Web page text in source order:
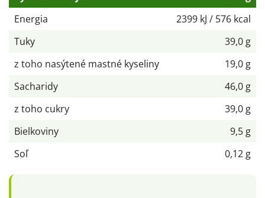
Energia
2399 kJ / 576 kcal
Tuky
39,0 g
z toho nasýtené mastné kyseliny
19,0 g
Sacharidy
46,0 g
z toho cukry
39,0 g
Bielkoviny
9,5 g
Soľ
0,12 g